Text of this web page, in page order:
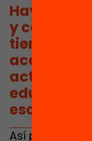
Hay que
y con
tiempo la
acceso de
educativos
escuela.
Así pues,